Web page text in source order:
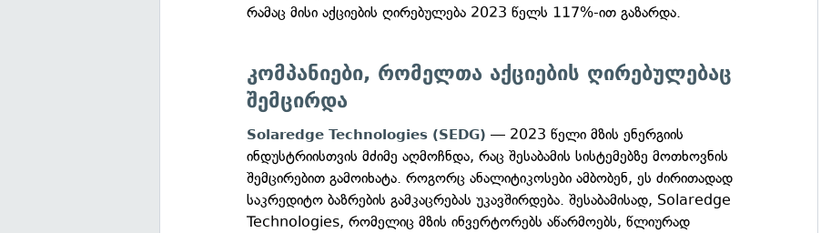
რამაც მისი აქციების ღირებულება 2023 წელს 117%-ით გაზარდა.
კომპანიები, რომელთა აქციების ღირებულებაც
შემცირდა
Solaredge Technologies (SEDG) — 2023 წელი მზის ენერგიის
ინდუსტრიისთვის მძიმე აღმოჩნდა, რაც შესაბამის სისტემებზე მოთხოვნის
შემცირებით გამოიხატა. როგორც ანალიტიკოსები ამბობენ, ეს ძირითადად
საკრედიტო ბაზრების გამკაცრებას უკავშირდება. შესაბამისად, Solaredge
Technologies, რომელიც მზის ინვერტორებს აწარმოებს, წლიურად